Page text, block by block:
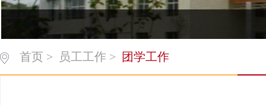
首页 > 员工工作 > 团学工作